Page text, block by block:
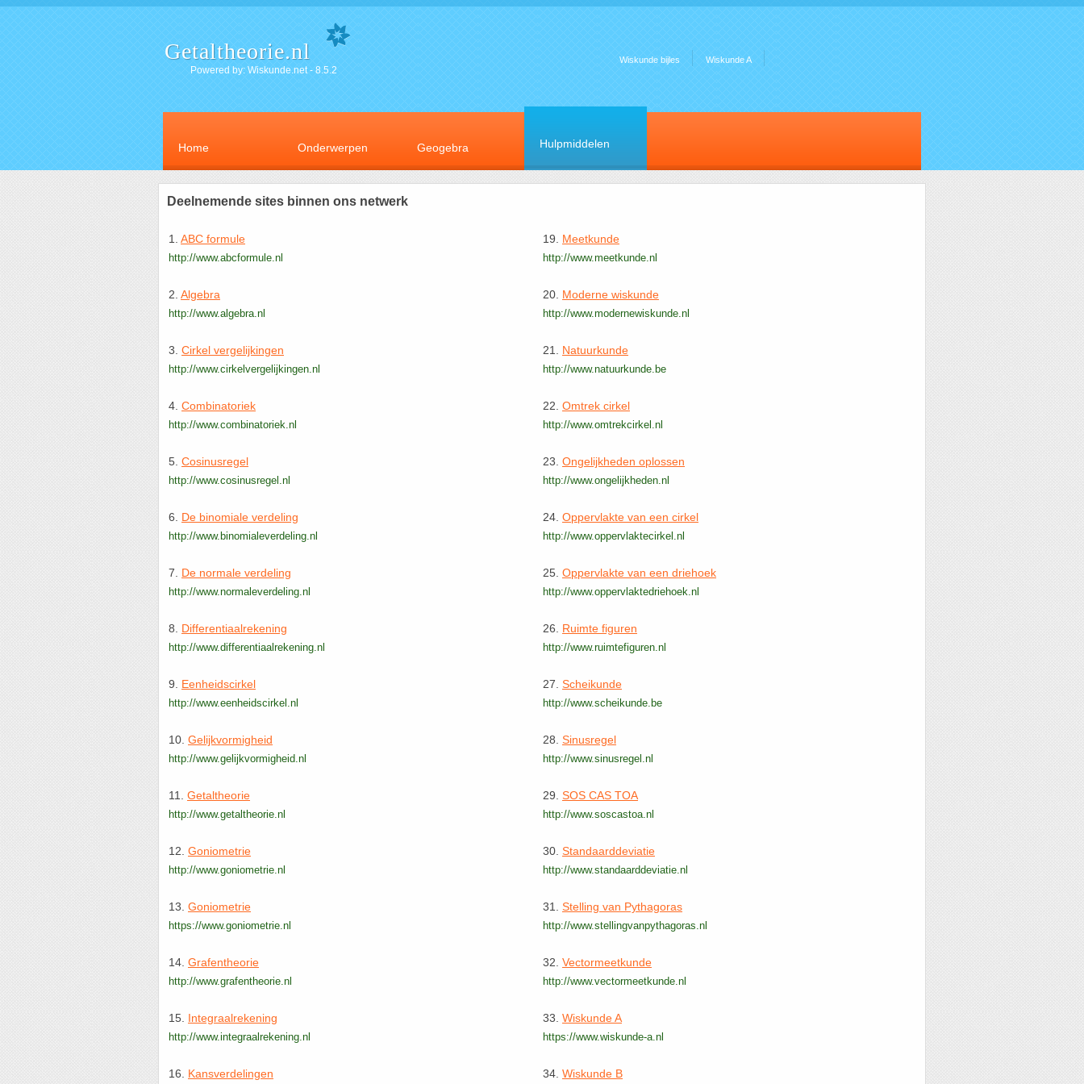
Getaltheorie.nl
Powered by: Wiskunde.net - 8.5.2
Wiskunde bijles Wiskunde A
Home Onderwerpen Geogebra Hulpmiddelen
Deelnemende sites binnen ons netwerk
1. ABC formule
http://www.abcformule.nl
2. Algebra
http://www.algebra.nl
3. Cirkel vergelijkingen
http://www.cirkelvergelijkingen.nl
4. Combinatoriek
http://www.combinatoriek.nl
5. Cosinusregel
http://www.cosinusregel.nl
6. De binomiale verdeling
http://www.binomialeverdeling.nl
7. De normale verdeling
http://www.normaleverdeling.nl
8. Differentiaalrekening
http://www.differentiaalrekening.nl
9. Eenheidscirkel
http://www.eenheidscirkel.nl
10. Gelijkvormigheid
http://www.gelijkvormigheid.nl
11. Getaltheorie
http://www.getaltheorie.nl
12. Goniometrie
http://www.goniometrie.nl
13. Goniometrie
https://www.goniometrie.nl
14. Grafentheorie
http://www.grafentheorie.nl
15. Integraalrekening
http://www.integraalrekening.nl
16. Kansverdelingen
19. Meetkunde
http://www.meetkunde.nl
20. Moderne wiskunde
http://www.modernewiskunde.nl
21. Natuurkunde
http://www.natuurkunde.be
22. Omtrek cirkel
http://www.omtrekcirkel.nl
23. Ongelijkheden oplossen
http://www.ongelijkheden.nl
24. Oppervlakte van een cirkel
http://www.oppervlaktecirkel.nl
25. Oppervlakte van een driehoek
http://www.oppervlaktedriehoek.nl
26. Ruimte figuren
http://www.ruimtefiguren.nl
27. Scheikunde
http://www.scheikunde.be
28. Sinusregel
http://www.sinusregel.nl
29. SOS CAS TOA
http://www.soscastoa.nl
30. Standaarddeviatie
http://www.standaarddeviatie.nl
31. Stelling van Pythagoras
http://www.stellingvanpythagoras.nl
32. Vectormeetkunde
http://www.vectormeetkunde.nl
33. Wiskunde A
https://www.wiskunde-a.nl
34. Wiskunde B